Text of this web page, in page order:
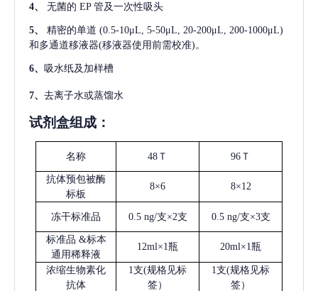
4、 无菌的 EP 管及一次性吸头
5、 精密的单道 (0.5-10μL, 5-50μL, 20-200μL, 200-1000μL)
和多通道移液器(移液器使用前需校准)。
6、 吸水纸及加样槽
7、 去离子水或蒸馏水
试剂盒组成：
名称 48Ｔ 96Ｔ
抗体预包被酶
标板
8×6 8×12
冻干标准品 0.5 ng/支×2支 0.5 ng/支×3支
标准品 &标本
通用稀释液
12ml×1瓶 20ml×1瓶
浓缩生物素化
抗体
1支(规格见标
签）
1支(规格见标
签）